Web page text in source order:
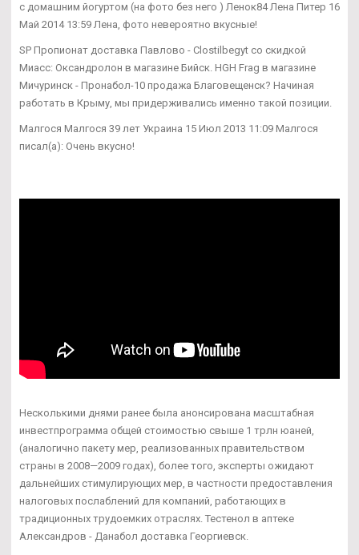
с домашним йогуртом (на фото без него ) Ленок84 Лена Питер 16
Май 2014 13:59 Лена, фото невероятно вкусные!
SP Пропионат доставка Павлово - Clostilbegyt со скидкой
Миасс: Оксандролон в магазине Бийск. HGH Frag в магазине
Мичуринск - Пронабол-10 продажа Благовещенск? Начиная
работать в Крыму, мы придерживались именно такой позиции.
Малгося Малгося 39 лет Украина 15 Июл 2013 11:09 Малгося
писал(а): Очень вкусно!
Несколькими днями ранее была анонсирована масштабная
инвестпрограмма общей стоимостью свыше 1 трлн юаней,
(аналогично пакету мер, реализованных правительством
страны в 2008—2009 годах), более того, эксперты ожидают
дальнейших стимулирующих мер, в частности предоставления
налоговых послаблений для компаний, работающих в
традиционных трудоемких отраслях. Тестенол в аптеке
Александров - Данабол доставка Георгиевск.